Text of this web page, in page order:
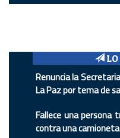
Renuncia la
La Paz por tema de
Fallece una persona
contra una